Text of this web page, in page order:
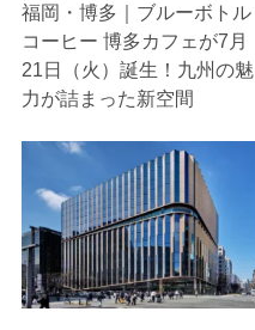
福岡・博多｜ブルーボトル
コーヒー 博多カフェが7月
21日（火）誕生！九州の魅
力が詰まった新空間